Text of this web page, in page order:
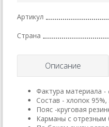
Артикул
Страна
Описание
Фактура материала -
Состав - хлопок 95%,
Пояс -круговая
Карманы с отрезным